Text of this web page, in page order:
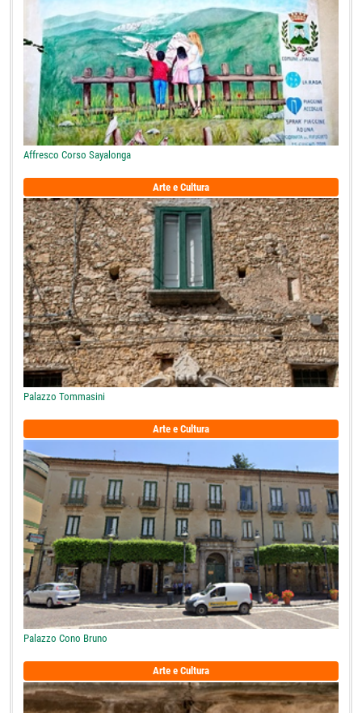
Affresco Corso Sayalonga
Arte e Cultura
Palazzo Tommasini
Arte e Cultura
Palazzo Cono Bruno
Arte e Cultura